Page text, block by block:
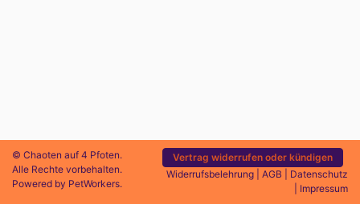
© Chaoten auf 4 Pfoten.
Alle Rechte vorbehalten.
Powered by PetWorkers.
Vertrag widerrufen oder kündigen
Widerrufsbelehrung
AGB
Datenschutz
Impressum